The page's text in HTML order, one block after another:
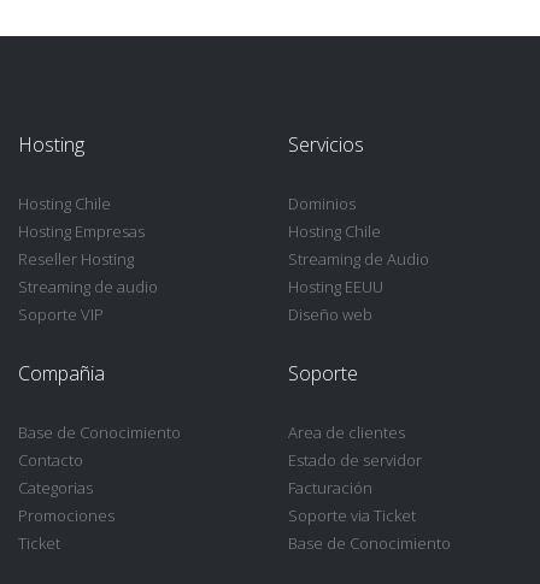
Hosting
Hosting Chile
Hosting Empresas
Reseller Hosting
Streaming de audio
Soporte VIP
Servicios
Dominios
Hosting Chile
Streaming de Audio
Hosting EEUU
Diseño web
Compañia
Base de Conocimiento
Contacto
Categorias
Promociones
Ticket
Soporte
Area de clientes
Estado de servidor
Facturación
Soporte via Ticket
Base de Conocimiento